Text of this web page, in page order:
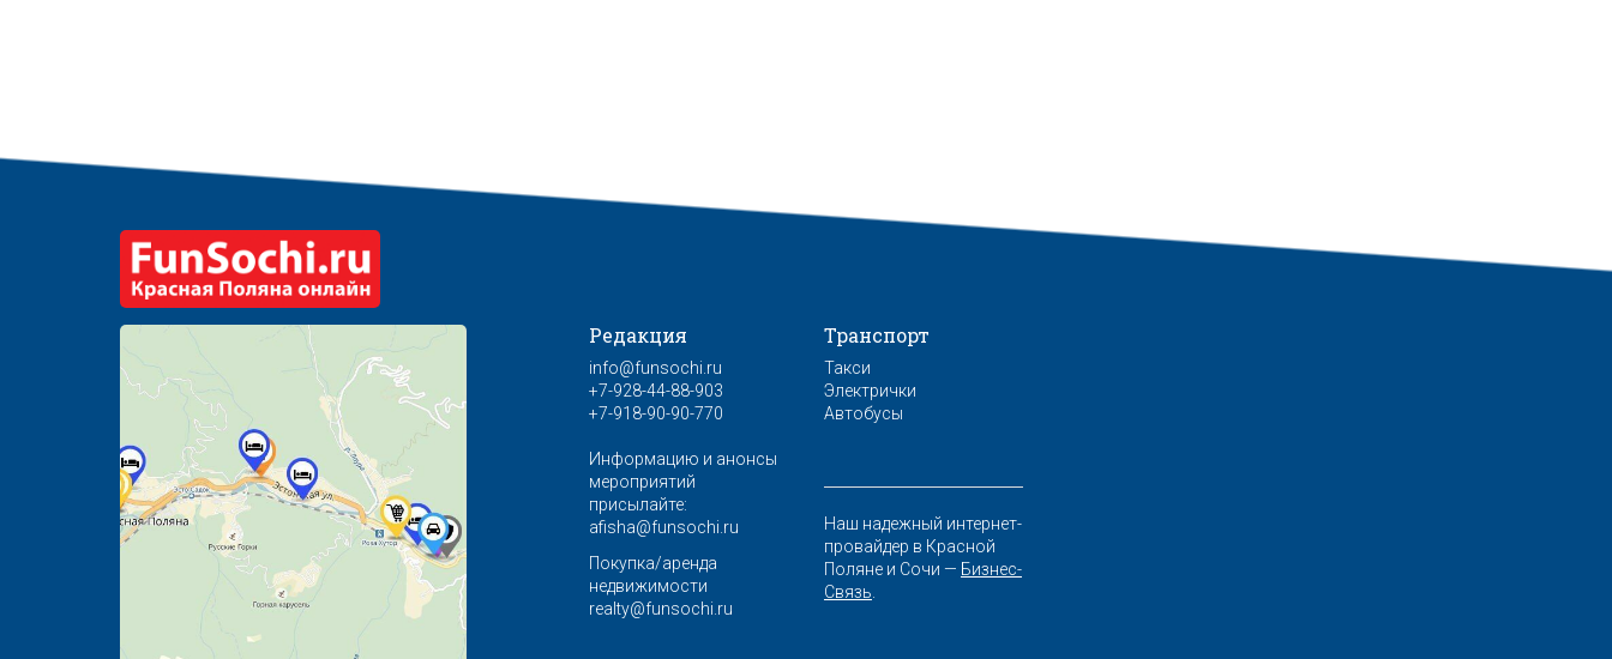
Редакция
info@funsochi.ru
+7-928-44-88-903
+7-918-90-90-770
Информацию и анонсы
мероприятий
присылайте:
afisha@funsochi.ru
Покупка/аренда
недвижимости
realty@funsochi.ru
Транспорт
Такси
Электрички
Автобусы
Наш надежный интернет-
провайдер в Красной
Поляне и Сочи — Бизнес-
Связь